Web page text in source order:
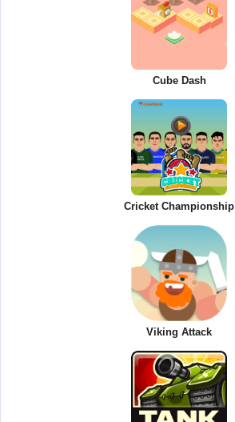
Cube Dash
Cricket Championship
Viking Attack